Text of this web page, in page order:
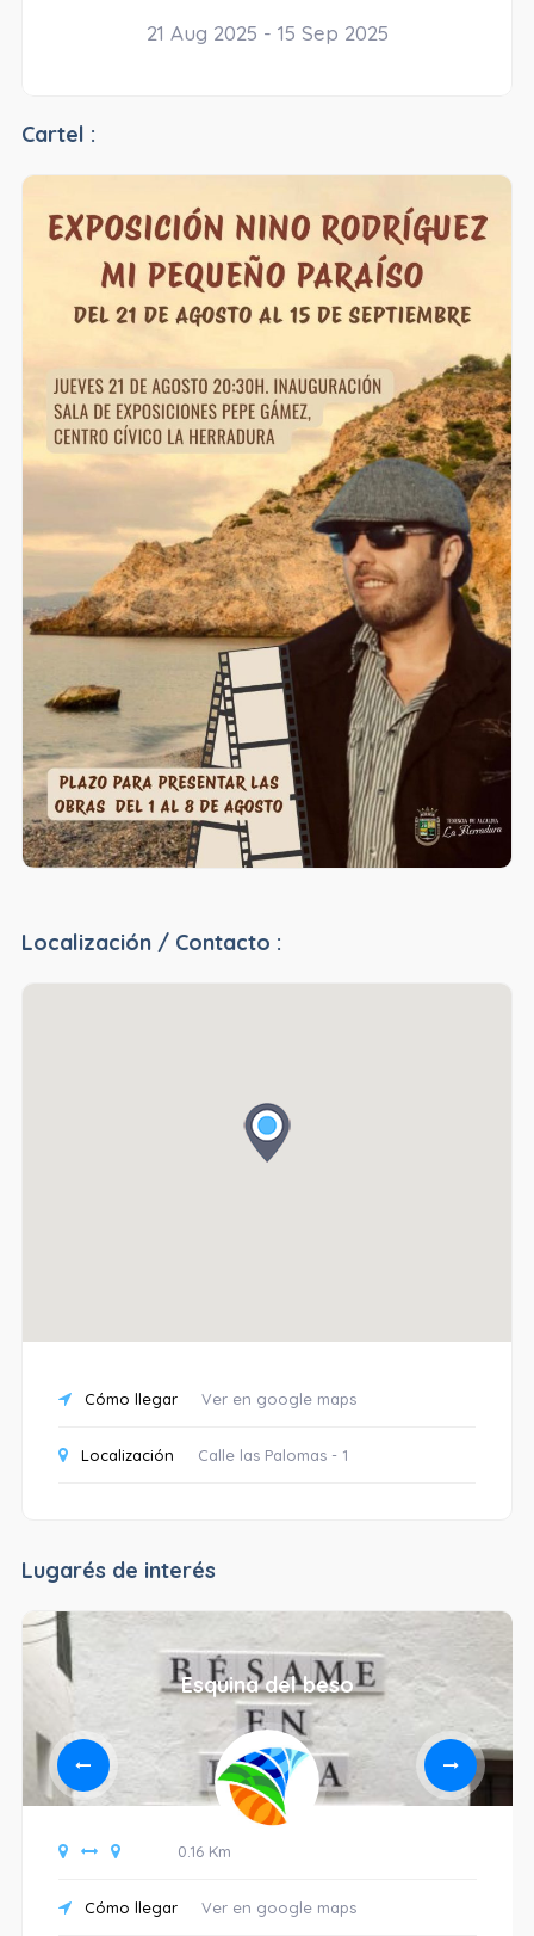
21 Aug 2025 - 15 Sep 2025
Cartel :
Localización / Contacto :
Cómo llegar Ver en google maps
Localización Calle las Palomas - 1
Lugarés de interés
Esquina del beso
0.16 Km
Cómo llegar Ver en google maps